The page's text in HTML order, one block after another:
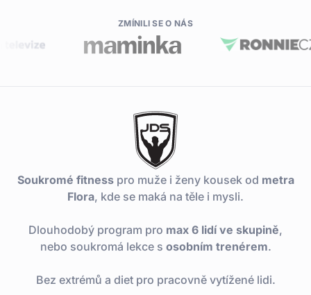
ZMÍNILI SE O NÁS
Soukromé fitnesspro muže i ženy kousek od metra
Flora, kde se maká na těle i mysli.
Dlouhodobý program pro max 6 lidí ve skupině,
nebo soukromá lekce s osobním trenérem.
Bez extrémů a diet pro pracovně vytížené lidi.